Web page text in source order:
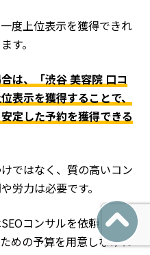
度上位表示を獲得できれ
す。
は、「渋谷 美容院 口コ
表示を獲得することで、
定した予約を獲得できる
ではなく、質の高いコン
労力は必要です。
コンサルを依頼した
めの予算を用意しなけれ